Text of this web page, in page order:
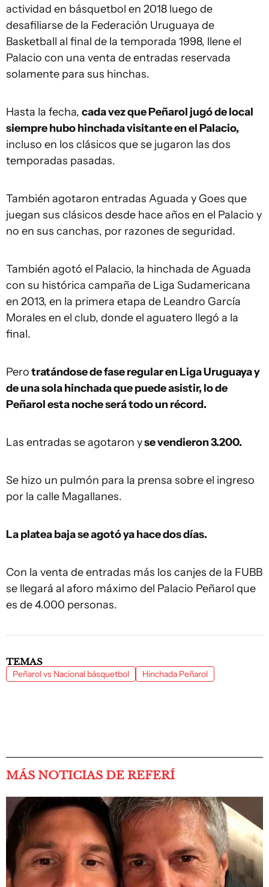
actividad en básquetbol en 2018 luego de
desafiliarse de la Federación Uruguaya de
Basketball al final de la temporada 1998, llene el
Palacio con una venta de entradas reservada
solamente para sus hinchas.
Hasta la fecha, cada vez que Peñarol jugó de local
siempre hubo hinchada visitante en el Palacio,
incluso en los clásicos que se jugaron las dos
temporadas pasadas.
También agotaron entradas Aguada y Goes que
juegan sus clásicos desde hace años en el Palacio y
no en sus canchas, por razones de seguridad.
También agotó el Palacio, la hinchada de Aguada
con su histórica campaña de Liga Sudamericana
en 2013, en la primera etapa de Leandro García
Morales en el club, donde el aguatero llegó a la
final.
Perotratándose de fase regular en Liga Uruguaya y
de una sola hinchada que puede asistir, lo de
Peñarol esta noche será todo un récord.
Las entradas se agotaron yse vendieron 3.200.
Se hizo un pulmón para la prensa sobre el ingreso
por la calle Magallanes.
La platea baja se agotó ya hace dos días.
Con la venta de entradas más los canjes de la FUBB
se llegará al aforo máximo del Palacio Peñarol que
es de 4.000 personas.
TEMAS
Peñarol vs Nacional básquetbol Hinchada Peñarol
MÁS NOTICIAS DE REFERÍ